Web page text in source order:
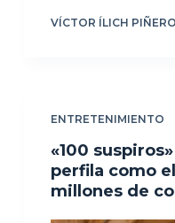
VÍCTOR ÍLICH
ENTRETENIMIENTO
«100
perfila como
millones de